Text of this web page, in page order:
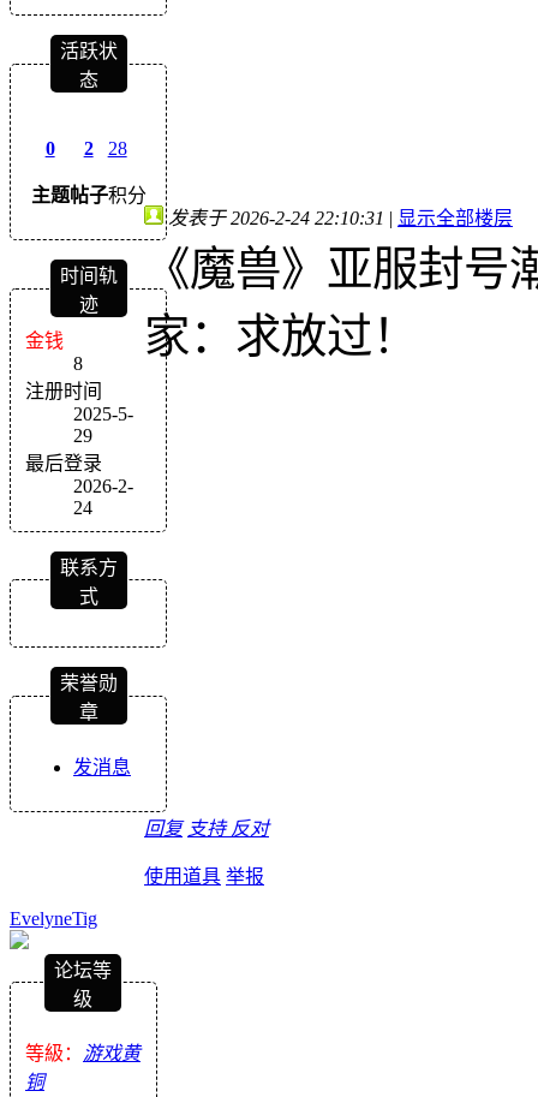
活跃状
态
0
主题
2
帖子
28
积分
时间轨
迹
金钱
8
注册时间
2025-5-
29
最后登录
2026-2-
24
联系方
式
荣誉勋
章
发消息
发表于 2026-2-24 22:10:31 | 显示全部楼层
《魔兽》亚服封
家：求放过！
回复 支持 反对
使用道具 举报
EvelyneTig
论坛等
级
等級： 游戏黄
铜